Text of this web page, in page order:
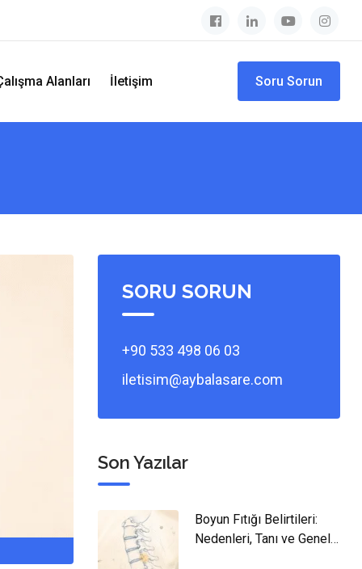
Alanları İletişim Soru Sorun
SORU SORUN
+90 533 498 06 03
iletisim@aybalasare.com
Son Yazılar
Boyun Fıtığı Belirtileri:
Nedenleri, Tanı ve Genel